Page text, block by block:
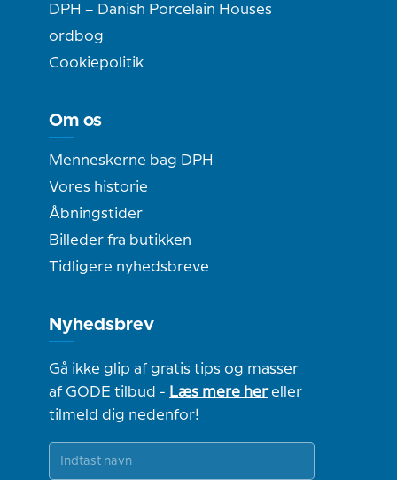
DPH – Danish Porcelain Houses
ordbog
Cookiepolitik
Om os
Menneskerne bag DPH
Vores historie
Åbningstider
Billeder fra butikken
Tidligere nyhedsbreve
Nyhedsbrev
Gå ikke glip af gratis tips og masser
af GODE tilbud - Læs mere hereller
tilmeld dig nedenfor!